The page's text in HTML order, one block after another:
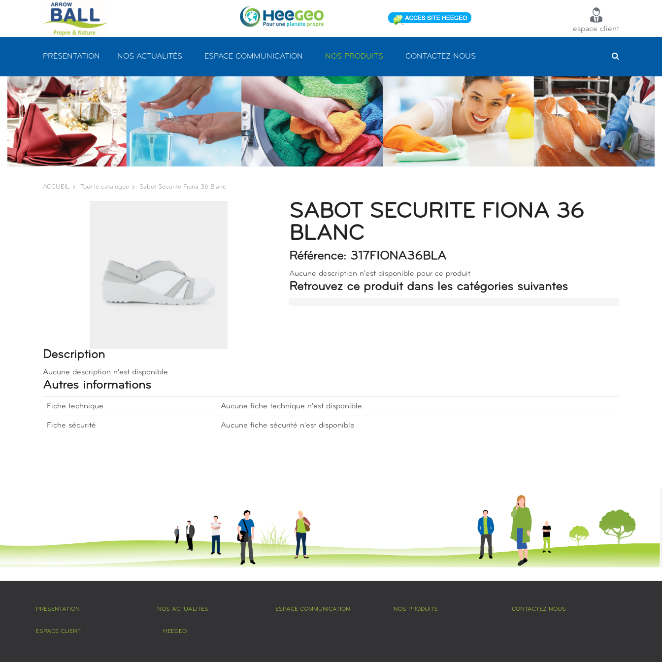
espace client
PRÉSENTATION NOS ACTUALITÉS ESPACE COMMUNICATION NOS PRODUITS CONTACTEZ NOUS
ACCUEIL Tout le catalogue Sabot Securite Fiona 36 Blanc
SABOT SECURITE FIONA 36
BLANC
Référence: 317FIONA36BLA
Aucune description n'est disponible pour ce produit
Retrouvez ce produit dans les catégories suivantes
Description
Aucune description n'est disponible
Autres informations
Fiche technique Aucune fiche technique n'est disponible
Fiche sécurité Aucune fiche sécurité n'est disponible
PRÉSENTATION NOS ACTUALITÉS ESPACE COMMUNICATION NOS PRODUITS CONTACTEZ NOUS
ESPACE CLIENT HEEGEO
Panneau de gestion des cookies